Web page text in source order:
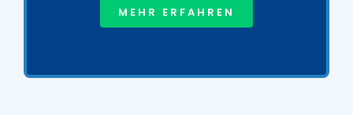
MEHR ERFAHREN